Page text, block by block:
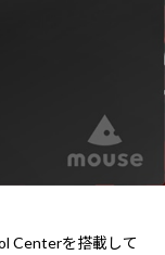
Centerを搭載して